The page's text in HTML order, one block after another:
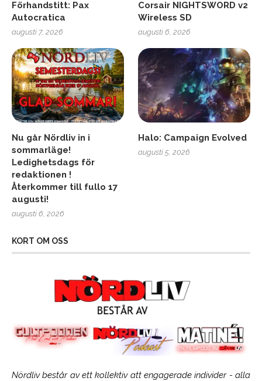
Förhandstitt: Pax
Autocratica
augusti 7, 2026
Corsair NIGHTSWORD v2
Wireless SD
augusti 6, 2026
Nu går Nördliv in i
sommarläge!
Ledighetsdags för
redaktionen !
Återkommer till fullo 17
augusti!
augusti 6, 2026
Halo: Campaign Evolved
augusti 5, 2026
KORT OM OSS
Nördliv består av ett kollektiv att engagerade individer - alla